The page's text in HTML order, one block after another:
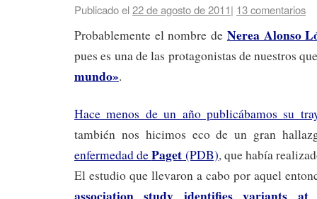
Publicado el22 de agosto de 2011| 13 comentarios
Probablemente el nombre de Nerea Alonso
pues es una de las protagonistas de nuestros
mundo».
Hace menos de un año publicábamos su
también nos hicimos eco de un gran
enfermedad dePaget (PDB), que había
El estudio que llevaron a cabo por aquel